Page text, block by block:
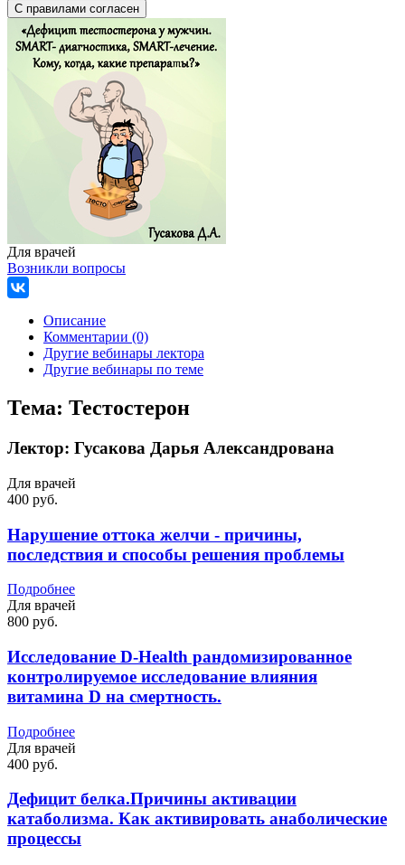
Для врачей
Возникли вопросы
Описание
Комментарии (0)
Другие вебинары лектора
Другие вебинары по теме
Тема: Тестостерон
Лектор: Гусакова Дарья Александрована
Для врачей
400 руб.
Нарушение оттока желчи - причины,
последствия и способы решения проблемы
Подробнее
Для врачей
800 руб.
Исследование D-Health рандомизированное
контролируемое исследование влияния
витамина D на смертность.
Подробнее
Для врачей
400 руб.
Дефицит белка.Причины активации
катаболизма. Как активировать анаболические
процессы